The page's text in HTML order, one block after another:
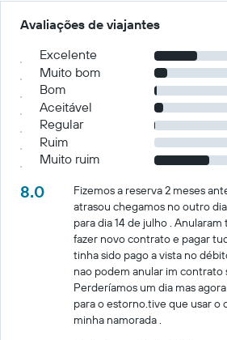
Avaliações de viajantes
Excelente
Muito bom
Bom
Aceitável
Regular
Ruim
Muito ruim
8.0
Fizemos a reserva 2 meses
atrasou chegamos no outro
para dia 14 de julho .
fazer novo contrato e pagar
tinha sido pago a vista no
nao podem anular im contrato
Perderíamos um dia mas
para o estorno.tive que usar o
minha namorada .